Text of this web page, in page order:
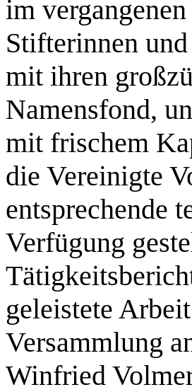
im
Stifterinnen
mit ihren
Namensfond,
mit frischem
die Vereinigte
entsprechende
Verfügung
geleistete
Versammlung
Winfried